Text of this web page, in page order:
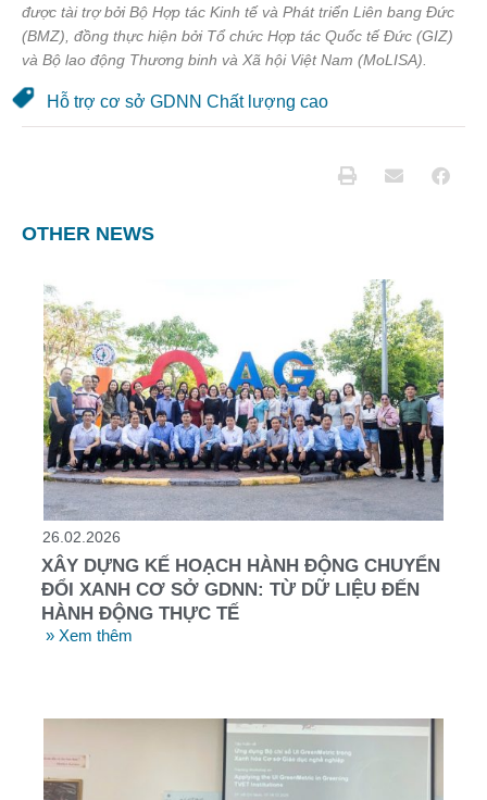
được tài trợ bởi Bộ Hợp tác Kinh tế và Phát triển Liên bang Đức
(BMZ), đồng thực hiện bởi Tổ chức Hợp tác Quốc tế Đức (GIZ)
và Bộ lao động Thương binh và Xã hội Việt Nam (MoLISA).
Hỗ trợ cơ sở GDNN Chất lượng cao
OTHER NEWS
26.02.2026
XÂY DỰNG KẾ HOẠCH HÀNH ĐỘNG CHUYỂN
ĐỔI XANH CƠ SỞ GDNN: TỪ DỮ LIỆU ĐẾN
HÀNH ĐỘNG THỰC TẾ
» Xem thêm